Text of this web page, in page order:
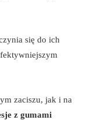
się do ich
zaciszu, jak i na
z gumami